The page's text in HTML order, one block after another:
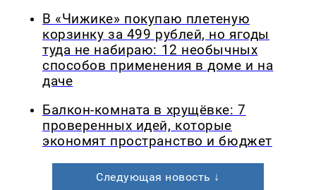
В «Чижике» покупаю плетеную
корзинку за 499 рублей, но ягоды
туда не набираю: 12 необычных
способов применения в доме и на
даче
Балкон-комната в хрущёвке: 7
проверенных идей, которые
экономят пространство и бюджет
Следующая новость ↓